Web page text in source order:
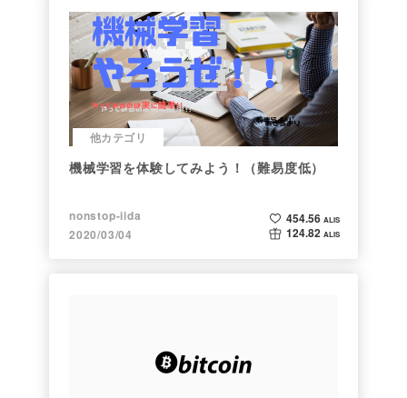
他カテゴリ
機械学習を体験してみよう！（難易度低）
nonstop-iida
2020/03/04
454.56 ALIS
124.82 ALIS